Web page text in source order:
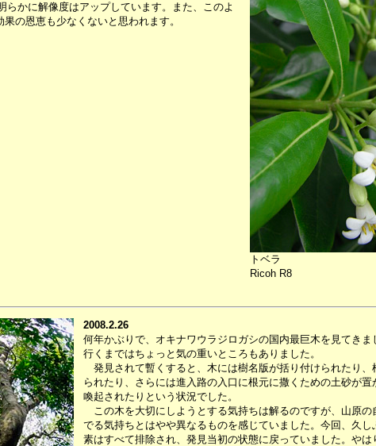
かに解像度はアップしています。また、このよ
の恩恵も少なくないと思われます。
トベラ
Ricoh R8
2008.2.26
何年かぶりで、オキナワウラジロガシの国内最巨木を見てきま
行くまではちょっと気の重いところもありました。
発見されて暫くすると、木には樹名版が括り付けられたり、
られたり、さらには進入路の入口に根元に撒くための土砂が
喚起されたりという状況でした。
この木を大切にしようとする気持ちは解るのですが、山原の
でる気持ちとはやや異なるものを感じていました。今回、久
素はすべて排除され、発見当初の状態に戻っていました。や